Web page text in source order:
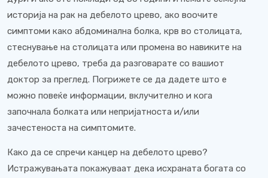
историја на рак на дебелото црево, ако воочите
симптоми како абдоминална болка, крв во столицата,
стеснување на столицата или промена во навиките на
дебелото црево, треба да разговарате со вашиот
доктор за преглед. Погрижете се да дадете што е
можно повеќе информации, вклучително и кога
започнала болката или непријатноста и/или
зачестеноста на симптомите.
Како да се спречи канцер на дебелото црево?
Истражувањата покажуваат дека исхраната богата со